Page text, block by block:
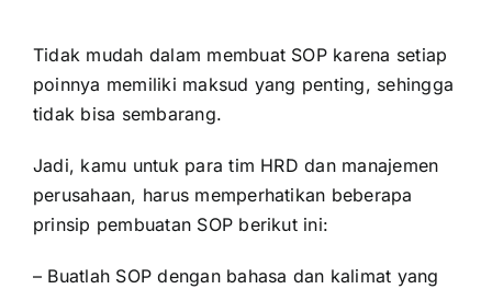
Tidak mudah dalam membuat SOP karena setiap
poinnya memiliki maksud yang penting, sehingga
tidak bisa sembarang.
Jadi, kamu untuk para tim HRD dan manajemen
perusahaan, harus memperhatikan beberapa
prinsip pembuatan SOP berikut ini:
– Buatlah SOP dengan bahasa dan kalimat yang